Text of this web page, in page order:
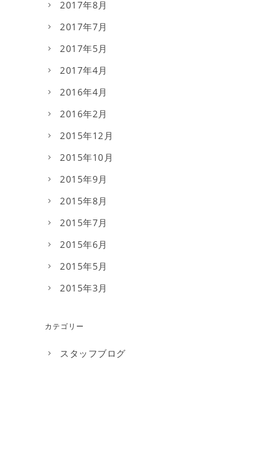
2017年8月
2017年7月
2017年5月
2017年4月
2016年4月
2016年2月
2015年12月
2015年10月
2015年9月
2015年8月
2015年7月
2015年6月
2015年5月
2015年3月
カテゴリー
スタッフブログ